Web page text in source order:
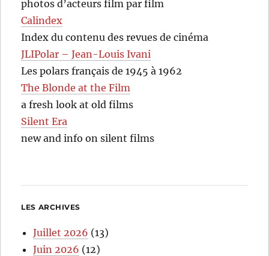
photos d’acteurs film par film
Calindex
Index du contenu des revues de cinéma
JLIPolar – Jean-Louis Ivani
Les polars français de 1945 à 1962
The Blonde at the Film
a fresh look at old films
Silent Era
new and info on silent films
LES ARCHIVES
Juillet 2026 (13)
Juin 2026 (12)